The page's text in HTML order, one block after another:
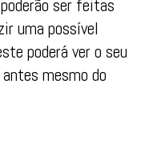
ser feitas
uma possível
poderá ver o seu
mesmo do